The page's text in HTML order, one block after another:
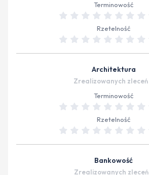
Terminowość
Rzetelność
Architektura
Zrealizowanych zleceń
Terminowość
Rzetelność
Bankowość
Zrealizowanych zleceń